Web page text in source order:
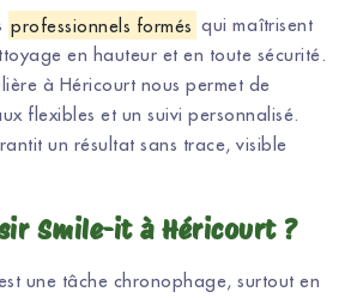
professionnels formés qui maîtrisent
en hauteur et en toute sécurité.
à Héricourt nous permet de
flexibles et un suivi personnalisé.
un résultat sans trace, visible
Smile-it à Héricourt ?
une tâche chronophage, surtout en